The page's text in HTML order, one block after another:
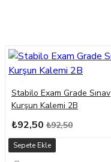
Stabilo Exam Grade Sınav
Kurşun Kalemi 2B
₺92,50 ₺92,50
Sepete Ekle